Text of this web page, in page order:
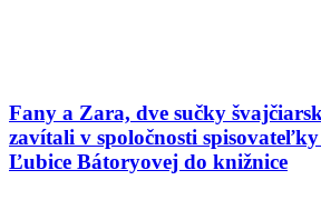
Fany a Zara, dve sučky
zavítali v spoločnosti
Ľubice Bátoryovej do knižnice